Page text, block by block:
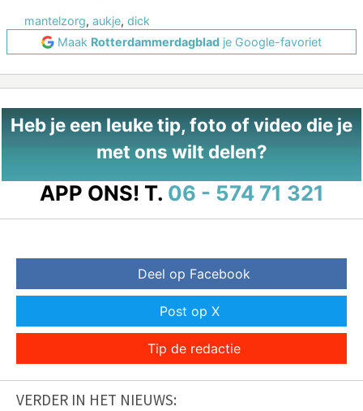
mantelzorg, aukje, dick
Maak Rotterdammerdagblad je Google-favoriet
Heb je een leuke tip, foto of video die je
met ons wilt delen?
APP ONS! T. 06 - 574 71 321
Deel op Facebook
Post op X
Tip de redactie
VERDER IN HET NIEUWS: